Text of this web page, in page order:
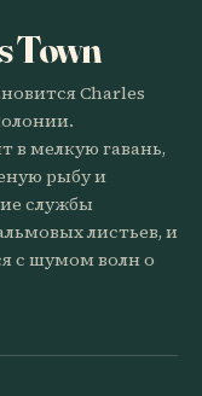
Town
Charles
в мелкую гавань,
рыбу и
службы
листьев, и
с шумом волн о